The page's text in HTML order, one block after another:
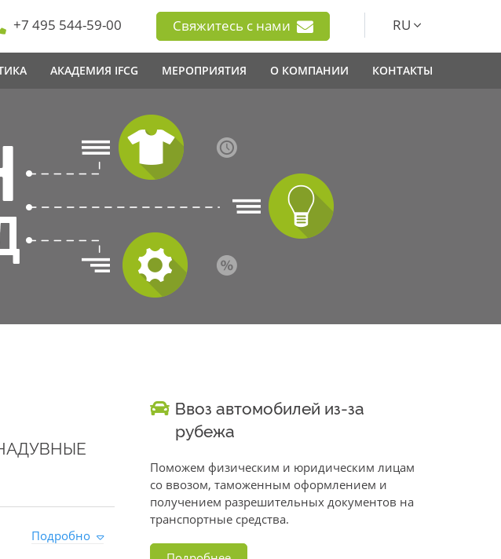
+7 495 544-59-00 Свяжитесь с нами RU
АКАДЕМИЯ IFCG МЕРОПРИЯТИЯ О КОМПАНИИ КОНТАКТЫ
Подробно
Ввоз автомобилей из-за
рубежа
Поможем физическим и юридическим лицам
со ввозом, таможенным оформлением и
получением разрешительных документов на
транспортные средства.